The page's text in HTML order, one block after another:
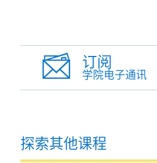
订阅
学院电子通讯
探索其他课程